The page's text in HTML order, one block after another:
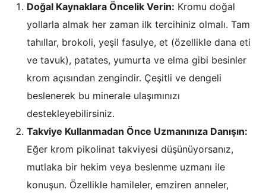
Doğal Kaynaklara Öncelik Verin: Kromu doğal
yollarla almak her zaman ilk tercihiniz olmalı. Tam
tahıllar, brokoli, yeşil fasulye, et (özellikle dana eti
ve tavuk), patates, yumurta ve elma gibi besinler
krom açısından zengindir. Çeşitli ve dengeli
beslenerek bu minerale ulaşımınızı
destekleyebilirsiniz.
Takviye Kullanmadan Önce Uzmanınıza Danışın:
Eğer krom pikolinat takviyesi düşünüyorsanız,
mutlaka bir hekim veya beslenme uzmanı ile
konuşun. Özellikle hamileler, emziren anneler,